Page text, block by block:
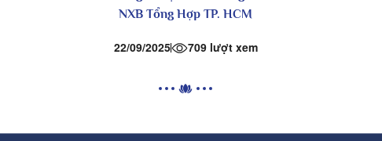
NXB Tổng Hợp TP. HCM
22/09/2025 709 lượt xem